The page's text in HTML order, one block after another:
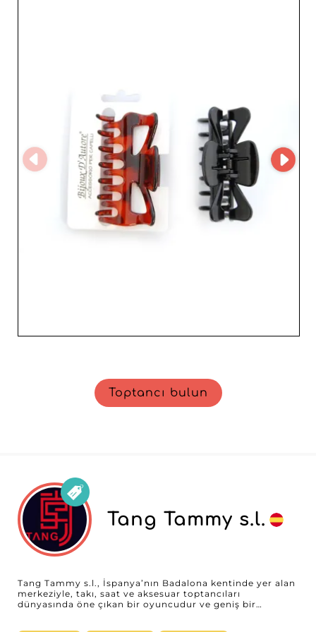
Sektördeki güçlü itibarıyla "DueGi sas - Bijoux D'autore",
müşterilerine zamansız ve üst düzey moda ürünleri
sunmak isteyen perakendeciler için ideal bir iş ortağıdır.
DueGi sas ile ürün yelpazenizi çeşitlendirme fırsatını
kaçırmayın; trend ve kaliteyi bir araya getiren ürünlerle
envanterinizi zenginleştirin. "DueGi sas - Bijoux D'autore"
tarafından sunulan sayısız avantajdan bugün yararlanın
ve işletmenizi bölgenizde vazgeçilmez bir referans
noktası haline getirin.
Toptancı bulun
Tang Tammy s.l.
Tang Tammy s.l., İspanya’nın Badalona kentinde yer alan
merkeziyle, takı, saat ve aksesuar toptancıları
dünyasında öne çıkan bir oyuncudur ve geniş bir